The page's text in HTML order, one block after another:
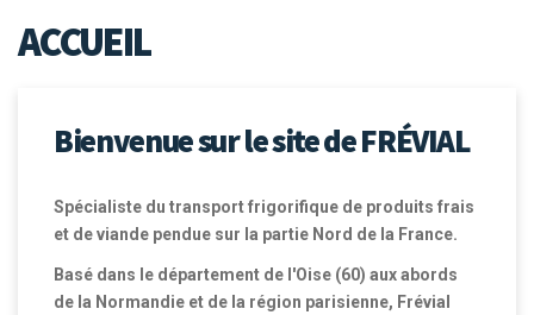
ACCUEIL
Bienvenue sur le site de FRÉVIAL
Spécialiste du transport frigorifique de produits frais
et de viande pendue sur la partie Nord de la France.
Basé dans le département de l'Oise (60) aux abords
de la Normandie et de la région parisienne, Frévial